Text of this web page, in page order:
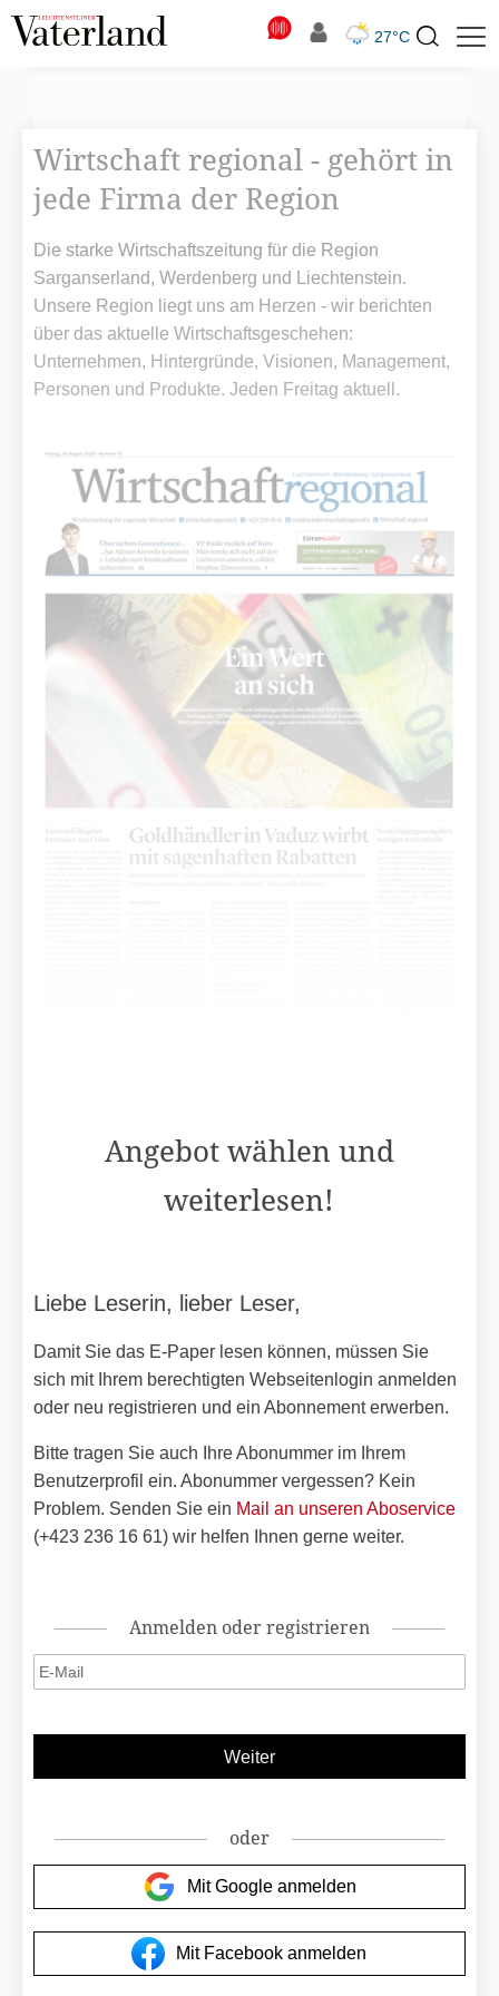
27°CSuchbegriff
Wirtschaft regional - gehört in
jede Firma der Region
Die starke Wirtschaftszeitung für die Region
Sarganserland, Werdenberg und Liechtenstein.
Unsere Region liegt uns am Herzen - wir berichten
über das aktuelle Wirtschaftsgeschehen:
Unternehmen, Hintergründe, Visionen, Management,
Personen und Produkte. Jeden Freitag aktuell.
Angebot wählen und
weiterlesen!
Liebe Leserin, lieber Leser,
Damit Sie das E-Paper lesen können, müssen Sie
sich mit Ihrem berechtigten Webseitenlogin anmelden
oder neu registrieren und ein Abonnement erwerben.
Bitte tragen Sie auch Ihre Abonummer im Ihrem
Benutzerprofil ein. Abonummer vergessen? Kein
Problem. Senden Sie ein Mail an unseren Aboservice
(+423 236 16 61) wir helfen Ihnen gerne weiter.
Anmelden oder registrieren
oder
Mit Google anmelden
Mit Facebook anmelden